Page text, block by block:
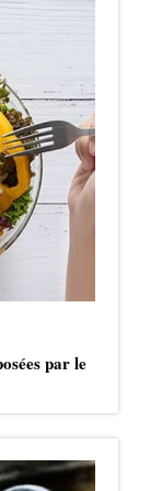
par le